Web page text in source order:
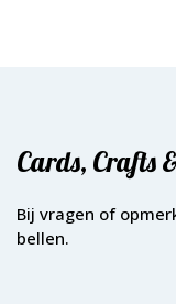
Cards, Crafts
Bij vragen of
bellen.